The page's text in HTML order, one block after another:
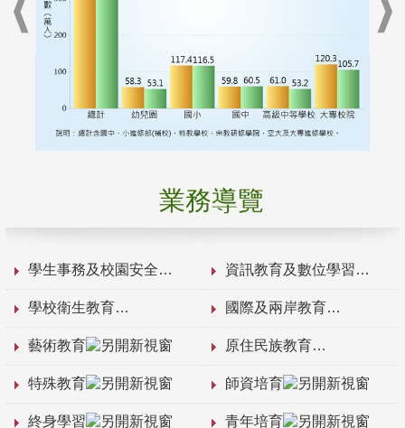
業務導覽
學生事務及校園安全 資訊教育及數位學習
學校衛生教育 國際及兩岸教育
藝術教育 原住民族教育
特殊教育 師資培育
終身學習 青年培育